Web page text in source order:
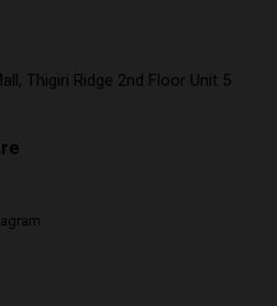
Thigiri Ridge 2nd Floor Unit 5